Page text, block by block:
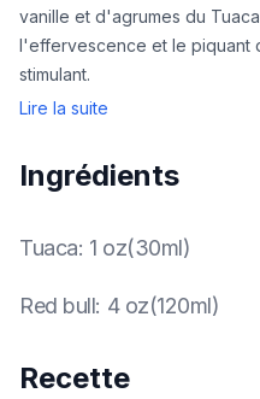
vanille et d'agrumes du
l'effervescence et le piquant
stimulant.
Lire la suite
Ingrédients
Tuaca: 1 oz(30ml)
Red bull: 4 oz(120ml)
Recette